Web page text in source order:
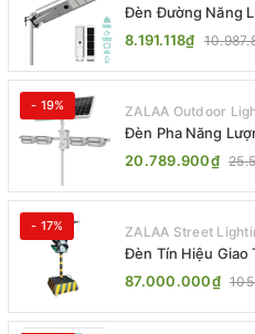
Đèn Đường Năng
ZALAA ZL-BJ04-
8.191.118₫
- 19% ZALAA Outdoor
Đèn Pha Năng
Jsc Chống Nước
20.789.900₫
- 17% ZALAA Street
Đèn Tín Hiệu Giao
Trời ZALAA ZL-
87.000.000₫